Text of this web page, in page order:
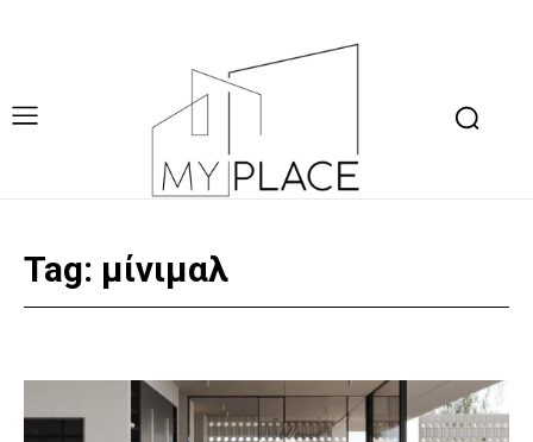
Tag: μίνιμαλ